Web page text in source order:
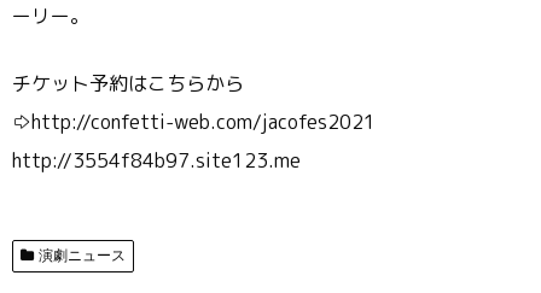
ーリー。
チケット予約はこちらから
⇨http://confetti-web.com/jacofes2021
http://3554f84b97.site123.me
演劇ニュース